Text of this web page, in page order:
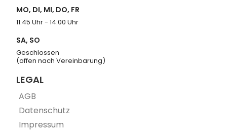
MO, DI, MI, DO, FR
11:45 Uhr - 14:00 Uhr
SA, SO
Geschlossen
(offen nach Vereinbarung)
LEGAL
AGB
Datenschutz
Impressum